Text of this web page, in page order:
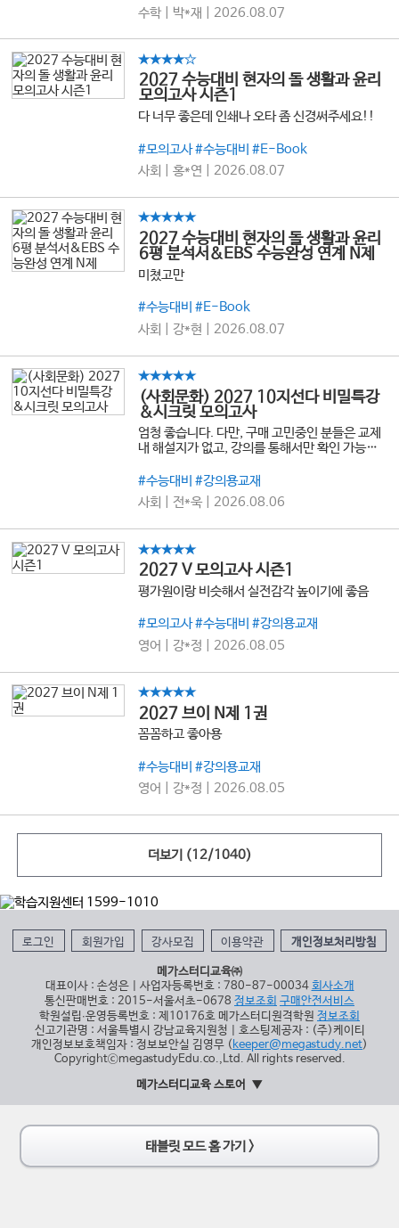
수학 | 박*재 | 2026.08.07
★★★★☆
2027 수능대비 현자의 돌 생활과 윤리
모의고사 시즌1
다 너무 좋은데 인쇄나 오타 좀 신경써주세요!!
#모의고사 #수능대비 #E-Book
사회 | 홍*연 | 2026.08.07
★★★★★
2027 수능대비 현자의 돌 생활과 윤리
6평 분석서&EBS 수능완성 연계 N제
미쳤고만
#수능대비 #E-Book
사회 | 강*현 | 2026.08.07
★★★★★
(사회문화) 2027 10지선다 비밀특강
&시크릿 모의고사
엄청 좋습니다. 다만, 구매 고민중인 분들은 교제
내 해설지가 없고, 강의를 통해서만 확인 가능함
#수능대비 #강의용교재
사회 | 전*욱 | 2026.08.06
★★★★★
2027 V 모의고사 시즌1
평가원이랑 비슷해서 실전감각 높이기에 좋음
#모의고사 #수능대비 #강의용교재
영어 | 강*정 | 2026.08.05
★★★★★
2027 브이 N제 1권
꼼꼼하고 좋아용
#수능대비 #강의용교재
영어 | 강*정 | 2026.08.05
더보기 (12/1040)
로그인 회원가입 강사모집 이용약관 개인정보처리방침
메가스터디교육㈜
대표이사 : 손성은 | 사업자등록번호 : 780-87-00034 회사소개
통신판매번호 : 2015-서울서초-0678 정보조회 구매안전서비스
학원설립∙운영등록번호 : 제10176호 메가스터디원격학원 정보조회
신고기관명 : 서울특별시 강남교육지원청 | 호스팅제공자 : (주)케이티
개인정보보호책임자 : 정보보안실 김영무 (keeper@megastudy.net)
CopyrightⓒmegastudyEdu.co.,Ltd. All rights reserved.
메가스터디교육 스토어
태블릿 모드 홈 가기 >